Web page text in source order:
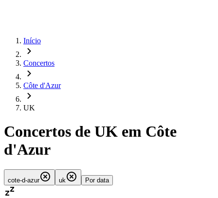
Início
Concertos
Côte d'Azur
UK
Concertos de UK em Côte
d'Azur
cote-d-azur uk Por data